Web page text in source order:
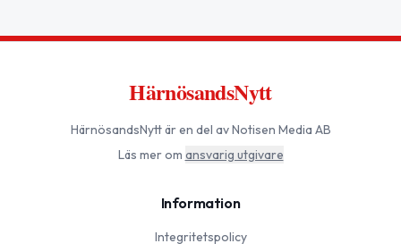
HärnösandsNytt
HärnösandsNyttär en del av Notisen Media AB
Läs mer om ansvarig utgivare
Information
Integritetspolicy